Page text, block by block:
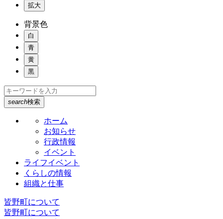
拡大
背景色
白
青
黄
黒
search検索
ホーム
お知らせ
行政情報
イベント
ライフイベント
くらしの情報
組織と仕事
皆野町について
皆野町について